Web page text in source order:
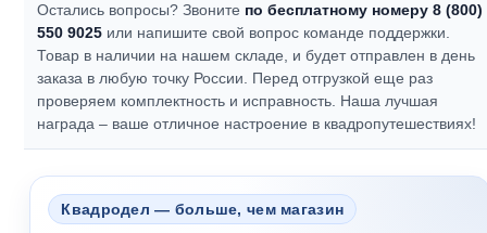
Остались вопросы? Звоните по бесплатному номеру 8 (800)
550 9025 или напишите свой вопрос команде поддержки.
Товар в наличии на нашем складе, и будет отправлен в день
заказа в любую точку России. Перед отгрузкой еще раз
проверяем комплектность и исправность. Наша лучшая
награда – ваше отличное настроение в квадропутешествиях!
Квадродел — больше, чем магазин